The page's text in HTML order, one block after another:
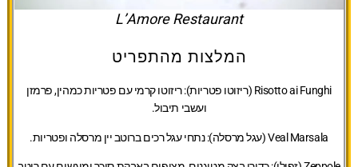
L’Amore Restaurant
המלצות מהתפריט
Risotto ai Funghi (ריזוטו פטריות):
ריזוטו קרמי עם פטריות כמהין, פרמזן
ועשבי תיבול.
Veal Marsala (עגל מרסלה): נתחי עגל רכים ברוטב יין מרסלה ופטריות.